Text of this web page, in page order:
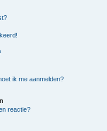
ik me aanmelden?
reactie?